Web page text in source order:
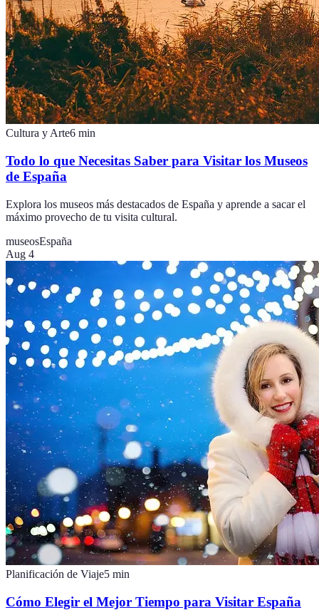
Cultura y Arte6 min
Todo lo que Necesitas Saber para Visitar los Museos
de España
Explora los museos más destacados de España y aprende a sacar el
máximo provecho de tu visita cultural.
museosEspaña
Aug 4
Planificación de Viaje5 min
Cómo Elegir el Mejor Tiempo para Visitar España